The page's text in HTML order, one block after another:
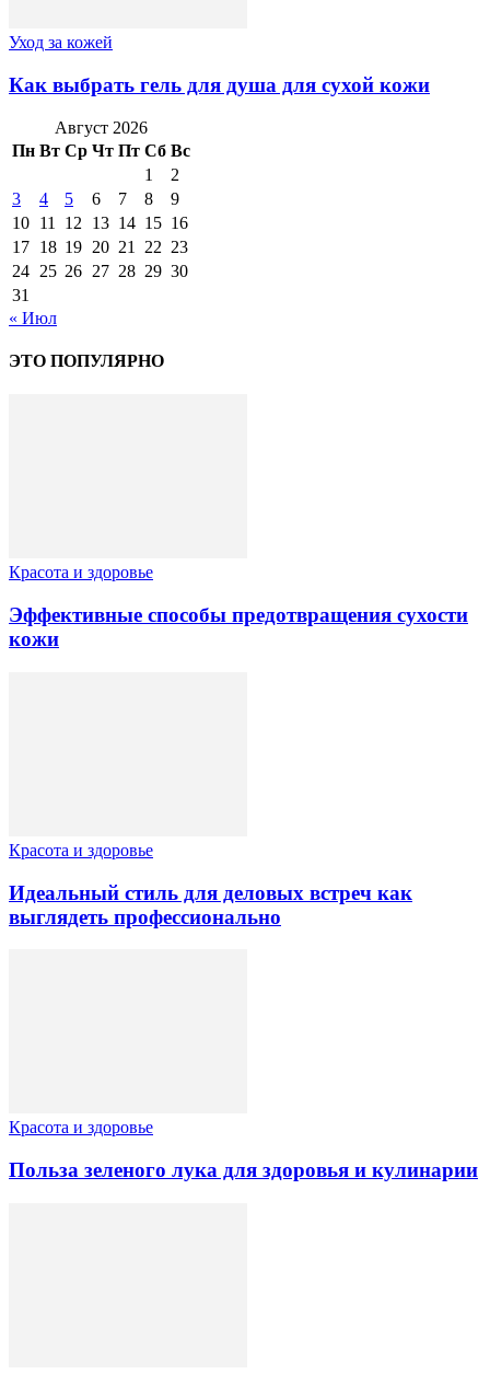
Уход за кожей
Как выбрать гель для душа для сухой кожи
Август 2026
Пн Вт Ср Чт Пт Сб Вс
1
2
3
4 5 6 7 8
9
10 11 12 13 14 15 16
17 18 19 20 21 22 23
24 25 26 27 28 29 30
31
« Июл
ЭТО ПОПУЛЯРНО
Красота и здоровье
Эффективные способы предотвращения сухости
кожи
Красота и здоровье
Идеальный стиль для деловых встреч как
выглядеть профессионально
Красота и здоровье
Польза зеленого лука для здоровья и кулинарии